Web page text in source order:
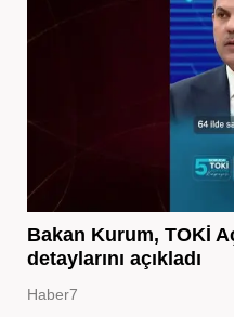
Bakan Kurum, TOKİ
detaylarını açıkladı
Haber7